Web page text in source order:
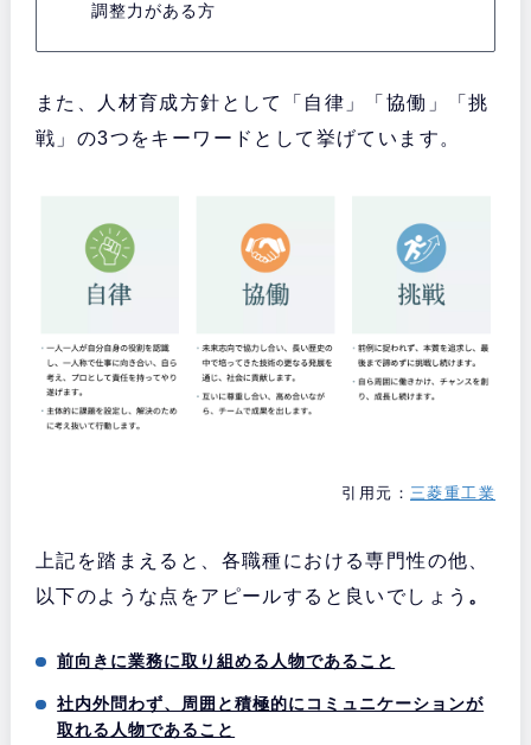
調整力がある方
また、人材育成方針として「自律」「協働」「挑
戦」の3つをキーワードとして挙げています。
引用元：三菱重工業
上記を踏まえると、各職種における専門性の他、
以下のような点をアピールすると良いでしょう 。
前向きに業務に取り組める人物であること
社内外問わず、周囲と積極的にコミュニケーションが
取れる人物であること